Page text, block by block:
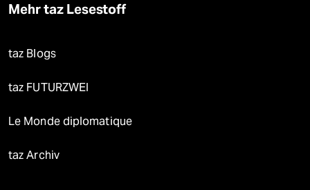
Mehr taz Lesestoff
taz Blogs
taz FUTURZWEI
Le Monde diplomatique
taz Archiv